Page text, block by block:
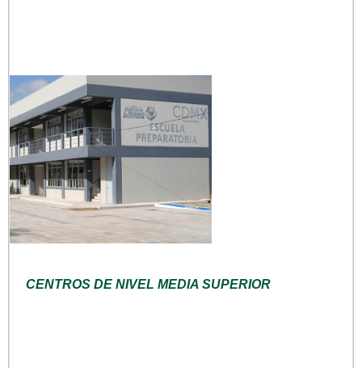
CENTROS DE NIVEL MEDIA SUPERIOR